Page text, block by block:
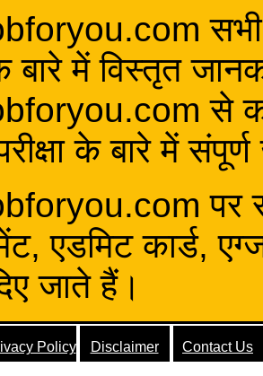
सभी
बारे में विस्तृत
से कोई
के बारे में
पर
एडमिट कार्ड,
जाते हैं।
Policy Disclaimer Contact Us